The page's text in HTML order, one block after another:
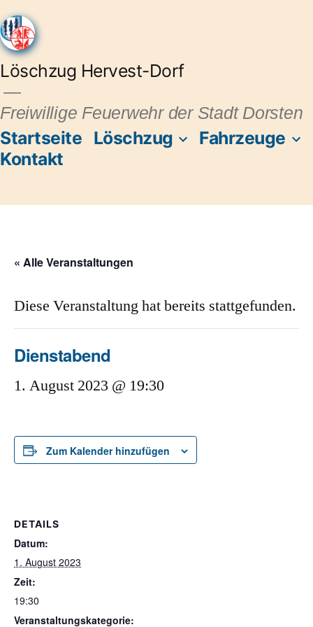
Löschzug Hervest-Dorf
Freiwillige Feuerwehr der Stadt Dorsten
Startseite Löschzug
Fahrzeuge
Kontakt
« Alle Veranstaltungen
Diese Veranstaltung hat bereits stattgefunden.
Dienstabend
1. August 2023 @ 19:30
Zum Kalender hinzufügen
DETAILS
Datum:
1. August 2023
Zeit:
19:30
Veranstaltungskategorie: